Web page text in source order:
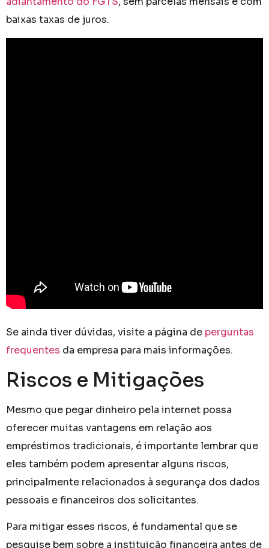
baixas taxas de juros.
Se ainda tiver dúvidas, visite a página de perguntas
frequentes da empresa para mais informações.
Riscos e Mitigações
Mesmo que pegar dinheiro pela internet possa
oferecer muitas vantagens em relação aos
empréstimos tradicionais, é importante lembrar que
eles também podem apresentar alguns riscos,
principalmente relacionados à segurança dos dados
pessoais e financeiros dos solicitantes.
Para mitigar esses riscos, é fundamental que se
pesquise bem sobre a instituição financeira antes de